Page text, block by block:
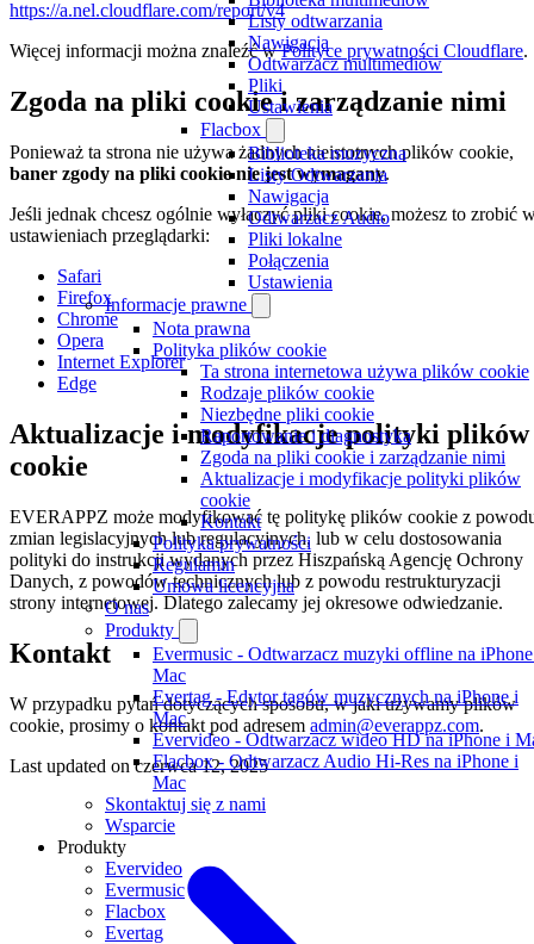
Listy odtwarzania
Nawigacja
Odtwarzacz multimediów
Pliki
Ustawienia
Flacbox
Biblioteka muzyczna
Listy Odtwarzania
Nawigacja
Odtwarzacz Audio
Pliki lokalne
Połączenia
Ustawienia
Informacje prawne
Nota prawna
Polityka plików cookie
Ta strona internetowa używa plików cookie
Rodzaje plików cookie
Niezbędne pliki cookie
Raportowanie i diagnostyka
Zgoda na pliki cookie i zarządzanie nimi
Aktualizacje i modyfikacje polityki plików
cookie
Kontakt
Polityka prywatności
Regulamin
Umowa licencyjna
O nas
Produkty
Evermusic - Odtwarzacz muzyki offline na
Mac
Evertag - Edytor tagów muzycznych na iPhone i
Mac
Evervideo - Odtwarzacz wideo HD na iPhone i
Flacbox - Odtwarzacz Audio Hi-Res na iPhone i
Mac
Skontaktuj się z nami
Wsparcie
Produkty
Evervideo
Evermusic
Flacbox
Evertag
https://a.nel.cloudflare.com/report/v4
Więcej informacji można znaleźć wPolityce prywatności Cloudflare.
Zgoda na pliki cookie i zarządzanie nimi
Ponieważ ta strona nie używa żadnych nieistotnych plików cookie,
baner zgody na pliki cookie nie jest wymagany.
Jeśli jednak chcesz ogólnie wyłączyć pliki cookie, możesz to zrobić
ustawieniach przeglądarki:
Safari
Firefox
Chrome
Opera
Internet Explorer
Edge
Aktualizacje i modyfikacje polityki plików
cookie
EVERAPPZ może modyfikować tę politykę plików cookie z
zmian legislacyjnych lub regulacyjnych, lub w celu dostosowania
polityki do instrukcji wydanych przez Hiszpańską Agencję Ochrony
Danych, z powodów technicznych lub z powodu restrukturyzacji
strony internetowej. Dlatego zalecamy jej okresowe odwiedzanie.
Kontakt
W przypadku pytań dotyczących sposobu, w jaki używamy plików
cookie, prosimy o kontakt pod adresem admin@everappz.com.
Last updated onczerwca 12, 2025